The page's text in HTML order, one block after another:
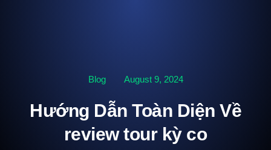
Blog August 9, 2024
Hướng Dẫn Toàn Diện Về
review tour kỳ co